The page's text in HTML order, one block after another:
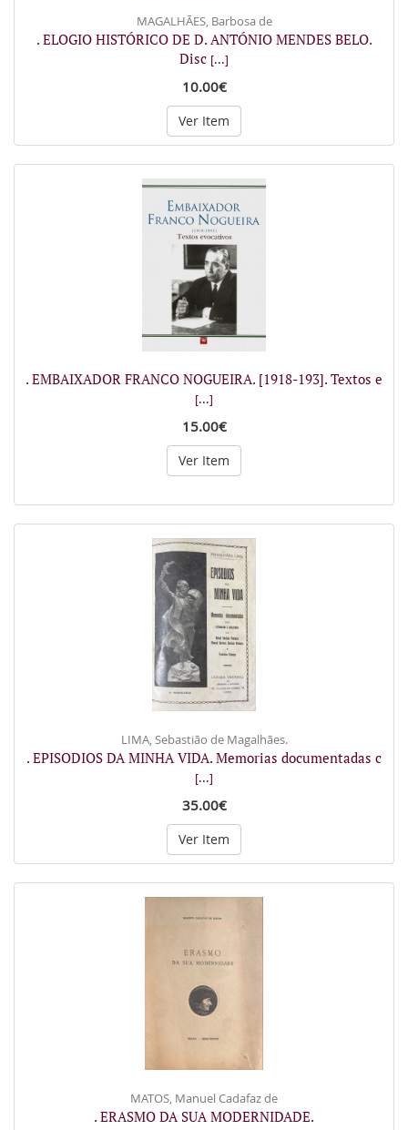
MAGALHÃES, Barbosa de
. ELOGIO HISTÓRICO DE D. ANTÓNIO MENDES BELO.
Disc [...]
10.00€
Ver Item
. EMBAIXADOR FRANCO NOGUEIRA. [1918-193]. Textos e
[...]
15.00€
Ver Item
LIMA, Sebastião de Magalhães.
. EPISODIOS DA MINHA VIDA. Memorias documentadas c
[...]
35.00€
Ver Item
MATOS, Manuel Cadafaz de
. ERASMO DA SUA MODERNIDADE.